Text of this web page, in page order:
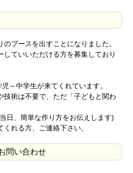
のブースを出すことになりました。
していいただける方を募集しており
～中学生が来てくれています。
技術は不要で、ただ「子どもと関わ
日、簡単な作り方をお伝えします)
れる方、ご連絡下さい。
問い合わせ